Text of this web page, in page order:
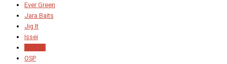
Ever Green
Jara Baits
Jig It
Issei
OSP